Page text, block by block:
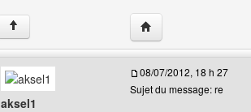
↑ Visiter le site web
aksel1
08/07/2012, 18 h 27
Sujet du message: re